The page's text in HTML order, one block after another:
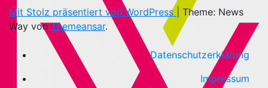
Mit Stolz präsentiert von WordPress
Theme: News
Way vonThemeansar.
Datenschutzerklärung
Impressum